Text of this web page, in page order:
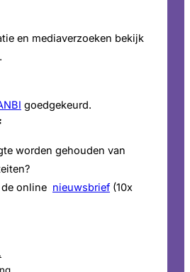
en mediaverzoeken bekijk
.
goedgekeurd.
worden gehouden van
online nieuwsbrief (10x